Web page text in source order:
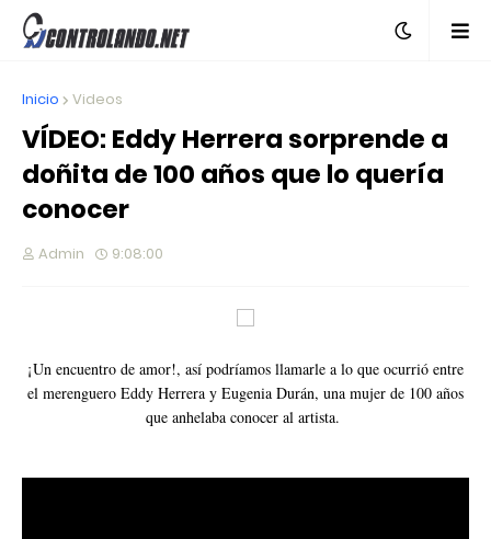
Inicio Videos
VÍDEO: Eddy Herrera sorprende a
doñita de 100 años que lo quería
conocer
Admin 9:08:00
¡Un encuentro de amor!, así podríamos llamarle a lo que ocurrió entre
el merenguero Eddy Herrera y Eugenia Durán, una mujer de 100 años
que anhelaba conocer al artista.